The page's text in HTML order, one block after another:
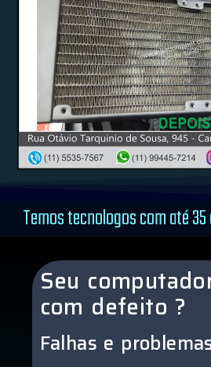
Temos tecnologos com até
Seu
com defeito ?
Falhas e